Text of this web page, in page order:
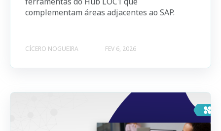
complementam áreas adjacentes ao SAP.
CÍCERO NOGUEIRA FEV 6, 2026